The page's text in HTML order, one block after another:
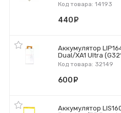
Код товара: 14193
440
Аккумулятор
Dual/XA1 Ultra
Код товара: 32149
600
Аккумулятор